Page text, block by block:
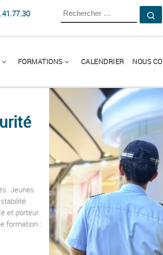
RECHERCHER
FORMATIONS CALENDRIER NOUS
Jeunes
et porteur
formation :